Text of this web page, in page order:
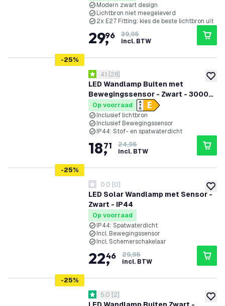
Modern zwart design
Lichtbron niet meegeleverd
2x E27 Fitting: kies de beste lichtbron uit
29,
96
39,95
incl. BTW
-25%
LED Wandlamp Buiten met
Bewegingssensor - Zwart - 3000K
- 7W - IP44
reviews drawer openen
4.1 score sterren
4.1 [28]
Op voorraad
Inclusief lichtbron
Inclusief Bewegingssensor
IP44: Stof- en spatwaterdicht
18,
71
24,95
incl. BTW
-25%
LED Solar Wandlamp met Sensor -
Zwart - IP44
0 score sterren
0.0 [0]
Op voorraad
IP44: Spatwaterdicht
Incl. Bewegingssensor
Incl. Schemerschakelaar
22,
46
29,95
incl. BTW
-25%
reviews drawer openen
5 score sterren
5.0 [2]